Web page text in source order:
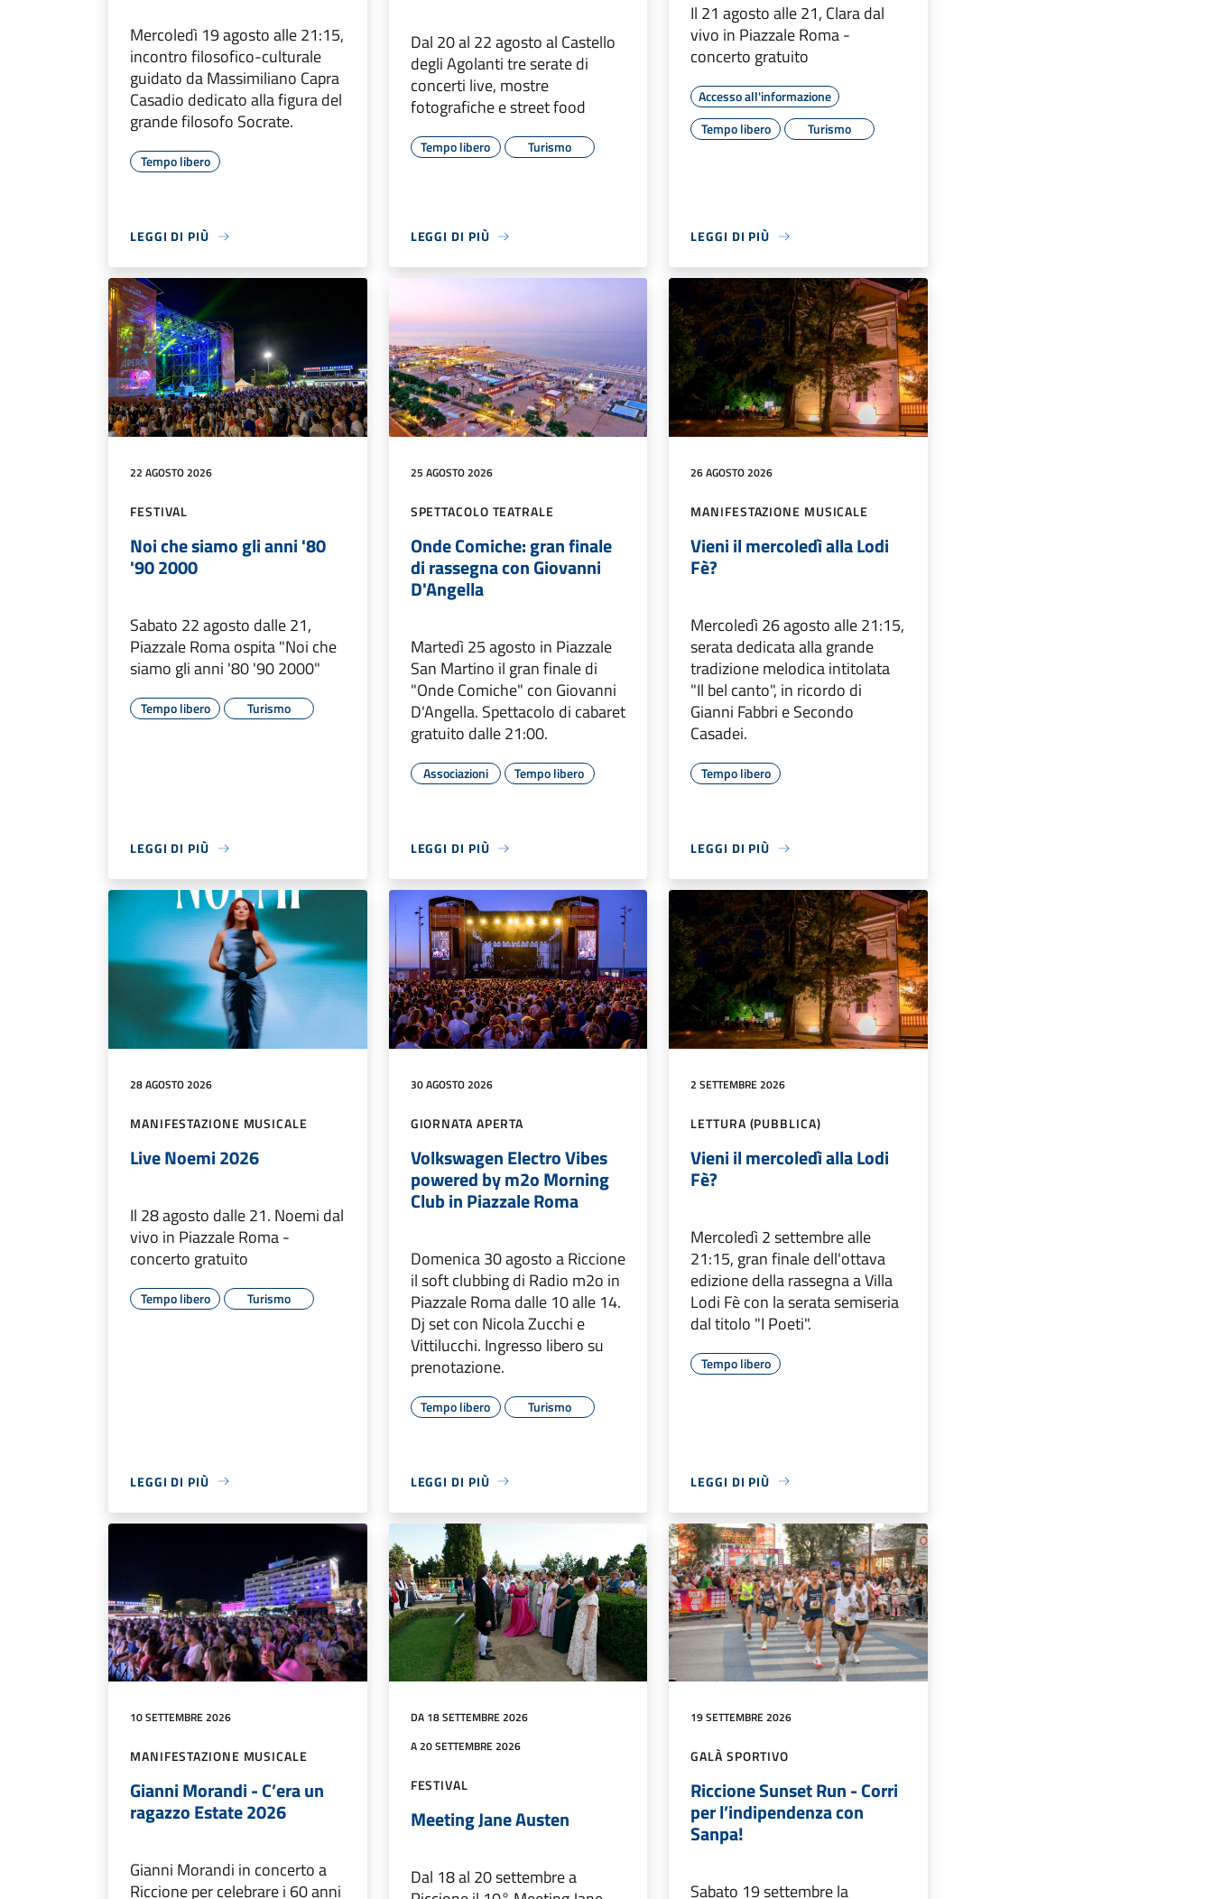
Mercoledì 19 agosto alle 21:15,
incontro filosofico-culturale
guidato da Massimiliano Capra
Casadio dedicato alla figura del
grande filosofo Socrate.
Tempo libero
LEGGI DI PIÙ
Dal 20 al 22 agosto al Castello
degli Agolanti tre serate di
concerti live, mostre
fotografiche e street food
Tempo libero Turismo
LEGGI DI PIÙ
Il 21 agosto alle 21, Clara dal
vivo in Piazzale Roma -
concerto gratuito
Accesso all'informazione
Tempo libero
Turismo
LEGGI DI PIÙ
22 AGOSTO 2026
FESTIVAL
Noi che siamo gli anni '80
'90 2000
Sabato 22 agosto dalle 21,
Piazzale Roma ospita "Noi che
siamo gli anni '80 '90 2000"
Tempo libero Turismo
LEGGI DI PIÙ
25 AGOSTO 2026
SPETTACOLO TEATRALE
Onde Comiche: gran finale
di rassegna con Giovanni
D'Angella
Martedì 25 agosto in Piazzale
San Martino il gran finale di
"Onde Comiche" con Giovanni
D'Angella. Spettacolo di cabaret
gratuito dalle 21:00.
Associazioni Tempo libero
LEGGI DI PIÙ
26 AGOSTO 2026
MANIFESTAZIONE MUSICALE
Vieni il mercoledì alla Lodi
Fè?
Mercoledì 26 agosto alle 21:15,
serata dedicata alla grande
tradizione melodica intitolata
"Il bel canto", in ricordo di
Gianni Fabbri e Secondo
Casadei.
Tempo libero
LEGGI DI PIÙ
28 AGOSTO 2026
MANIFESTAZIONE MUSICALE
Live Noemi 2026
Il 28 agosto dalle 21. Noemi dal
vivo in Piazzale Roma -
concerto gratuito
Tempo libero Turismo
LEGGI DI PIÙ
30 AGOSTO 2026
GIORNATA APERTA
Volkswagen Electro Vibes
powered by m2o Morning
Club in Piazzale Roma
Domenica 30 agosto a Riccione
il soft clubbing di Radio m2o in
Piazzale Roma dalle 10 alle 14.
Dj set con Nicola Zucchi e
Vittilucchi. Ingresso libero su
prenotazione.
Tempo libero Turismo
LEGGI DI PIÙ
2 SETTEMBRE 2026
LETTURA (PUBBLICA)
Vieni il mercoledì alla Lodi
Fè?
Mercoledì 2 settembre alle
21:15, gran finale dell'ottava
edizione della rassegna a Villa
Lodi Fè con la serata semiseria
dal titolo "I Poeti".
Tempo libero
LEGGI DI PIÙ
10 SETTEMBRE 2026
MANIFESTAZIONE MUSICALE
Gianni Morandi - C’era un
ragazzo Estate 2026
Gianni Morandi in concerto a
Riccione per celebrare i 60 anni
DA 18 SETTEMBRE 2026
A 20 SETTEMBRE 2026
FESTIVAL
Meeting Jane Austen
Dal 18 al 20 settembre a
19 SETTEMBRE 2026
GALÀ SPORTIVO
Riccione Sunset Run - Corri
per l’indipendenza con
Sanpa!
Sabato 19 settembre la